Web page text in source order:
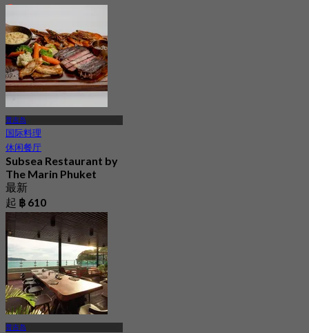
4.6
起
普吉岛
国际料理
休闲餐厅
Subsea Restaurant by
The Marin Phuket
最新
起 ฿ 610
普吉岛